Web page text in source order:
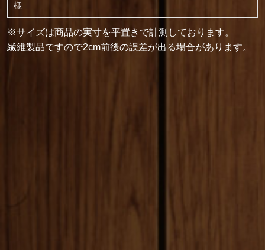
様
※サイズは商品の実寸を平置きで計測しております。
繊維製品ですので2cm前後の誤差が出る場合があります。